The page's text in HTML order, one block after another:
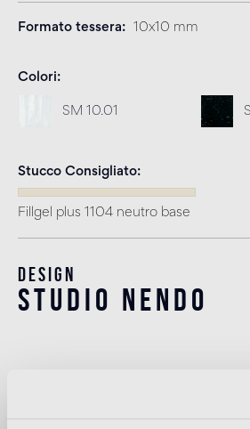
Formato tessera 10x10 mm
Colori
SM 10.01
Stucco Consigliato
Fillgel plus 1104 neutro base
Design
studio nendo
Nendo è una società di design
nel 2002 dall’architetto Oki Sato,